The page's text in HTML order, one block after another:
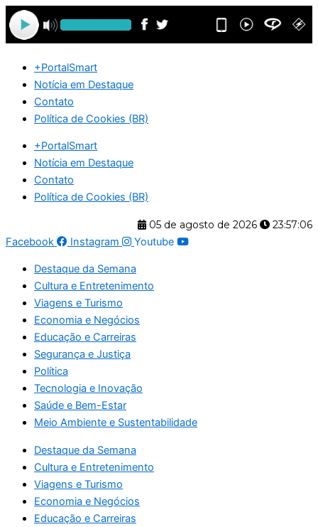
Ir
para
o
+PortalSmart
Notícia em Destaque
Contato
Política de Cookies (BR)
+PortalSmart
Notícia em Destaque
Contato
Política de Cookies (BR)
05 de agosto de 2026
23:57:06
Facebook
Instagram Youtube
Destaque da Semana
Cultura e Entretenimento
Viagens e Turismo
Economia e Negócios
Educação e Carreiras
Segurança e Justiça
Política
Tecnologia e Inovação
Saúde e Bem-Estar
Meio Ambiente e Sustentabilidade
Destaque da Semana
Cultura e Entretenimento
Viagens e Turismo
Economia e Negócios
Educação e Carreiras